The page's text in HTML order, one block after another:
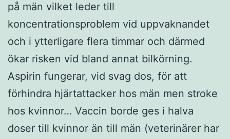
på män vilket leder till
koncentrationsproblem vid uppvaknandet
och i ytterligare flera timmar och därmed
ökar risken vid bland annat bilkörning.
Aspirin fungerar, vid svag dos, för att
förhindra hjärtattacker hos män men stroke
hos kvinnor… Vaccin borde ges i halva
doser till kvinnor än till män (veterinärer har